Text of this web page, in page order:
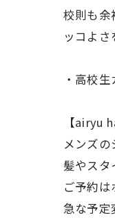
校則も余
ッコよさ
・高校
【airyu
メンズの
髪やスタ
ご予約
急な予定